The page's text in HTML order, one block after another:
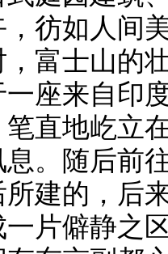
彷如人间
富士山的
座来自印
直地屹立
。随后前
建的，后
片僻静之